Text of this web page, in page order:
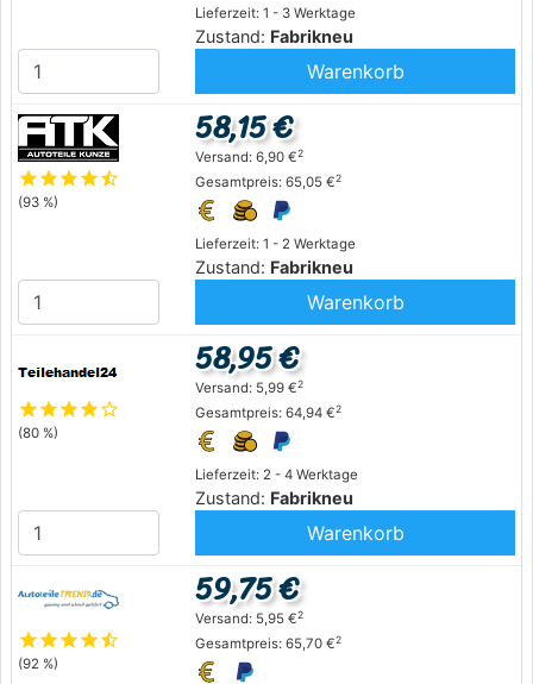
Lieferzeit: 1 - 3 Werktage
Zustand: Fabrikneu
Warenkorb
starstarstarstarstar_half
(93 %)
Lieferzeit: 1 - 2 Werktage
Zustand: Fabrikneu
58,15 €
Versand: 6,90 €2
Gesamtpreis: 65,05 €2
Warenkorb
starstarstarstarstar_outline
(80 %)
Lieferzeit: 2 - 4 Werktage
Zustand: Fabrikneu
58,95 €
Versand: 5,99 €2
Gesamtpreis: 64,94 €2
Warenkorb
starstarstarstarstar_half
(92 %)
59,75 €
Versand: 5,95 €2
Gesamtpreis: 65,70 €2